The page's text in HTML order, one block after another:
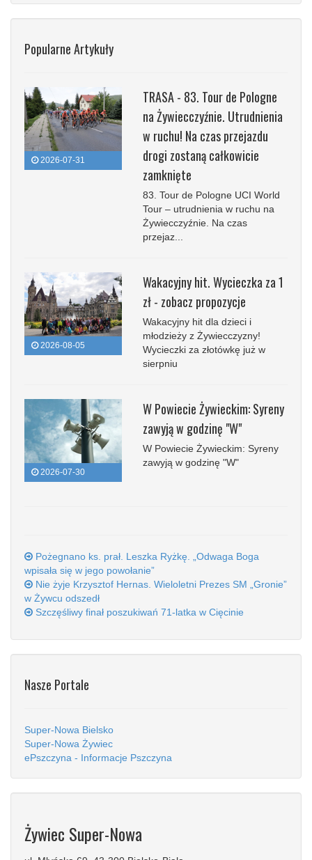
Popularne Artykuły
2026-07-31
TRASA - 83. Tour de Pologne
na Żywiecczyźnie. Utrudnienia
w ruchu! Na czas przejazdu
drogi zostaną całkowicie
zamknięte
83. Tour de Pologne UCI World
Tour – utrudnienia w ruchu na
Żywiecczyźnie. Na czas
przejaz...
2026-08-05
Wakacyjny hit. Wycieczka za 1
zł - zobacz propozycje
Wakacyjny hit dla dzieci i
młodzieży z Żywiecczyzny!
Wycieczki za złotówkę już w
sierpniu
2026-07-30
W Powiecie Żywieckim: Syreny
zawyją w godzinę "W"
W Powiecie Żywieckim: Syreny
zawyją w godzinę "W"
Pożegnano ks. prał. Leszka Ryżkę. „Odwaga Boga
wpisała się w jego powołanie”
Nie żyje Krzysztof Hernas. Wieloletni Prezes SM „Gronie”
w Żywcu odszedł
Szczęśliwy finał poszukiwań 71-latka w Cięcinie
Nasze Portale
Super-Nowa Bielsko
Super-Nowa Żywiec
ePszczyna - Informacje Pszczyna
Żywiec Super-Nowa